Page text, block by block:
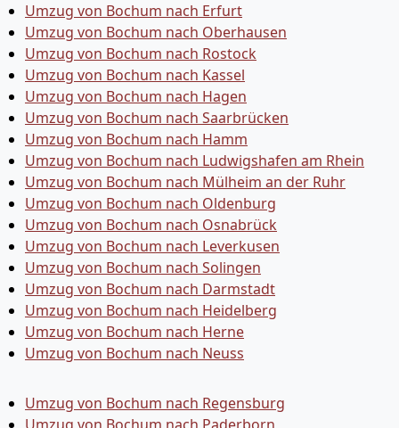
Umzug von Bochum nach Erfurt
Umzug von Bochum nach Oberhausen
Umzug von Bochum nach Rostock
Umzug von Bochum nach Kassel
Umzug von Bochum nach Hagen
Umzug von Bochum nach Saarbrücken
Umzug von Bochum nach Hamm
Umzug von Bochum nach Ludwigshafen am Rhein
Umzug von Bochum nach Mülheim an der Ruhr
Umzug von Bochum nach Oldenburg
Umzug von Bochum nach Osnabrück
Umzug von Bochum nach Leverkusen
Umzug von Bochum nach Solingen
Umzug von Bochum nach Darmstadt
Umzug von Bochum nach Heidelberg
Umzug von Bochum nach Herne
Umzug von Bochum nach Neuss
Umzug von Bochum nach Regensburg